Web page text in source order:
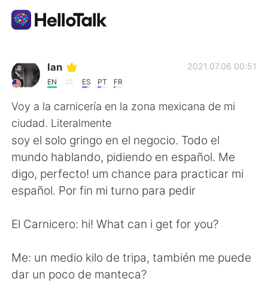
Español
English 简体中文
日本語 한국어
Ian
EN ES PT FR
2021.07.06 00:51
Voy a la carnicería en la zona mexicana de mi
ciudad. Literalmente
soy el solo gringo en el negocio. Todo el
mundo hablando, pidiendo en español. Me
digo, perfecto! um chance para practicar mi
español. Por fin mi turno para pedir
El Carnicero: hi! What can i get for you?
Me: un medio kilo de tripa, también me puede
dar un poco de manteca?